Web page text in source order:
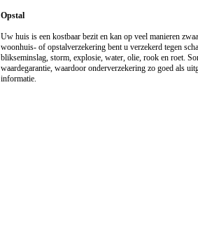
Opstal
Uw huis is een kostbaar bezit en kan op veel manieren
woonhuis- of opstalverzekering bent u verzekerd tegen
blikseminslag, storm, explosie, water, olie, rook en roet.
waardegarantie, waardoor onderverzekering zo goed als
informatie.